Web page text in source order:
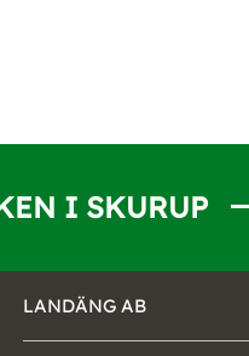
I SKURUP
LANDÄNG AB